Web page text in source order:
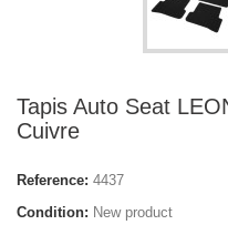
Tapis Auto Seat
Cuivre
Reference: 4437
Condition: New product